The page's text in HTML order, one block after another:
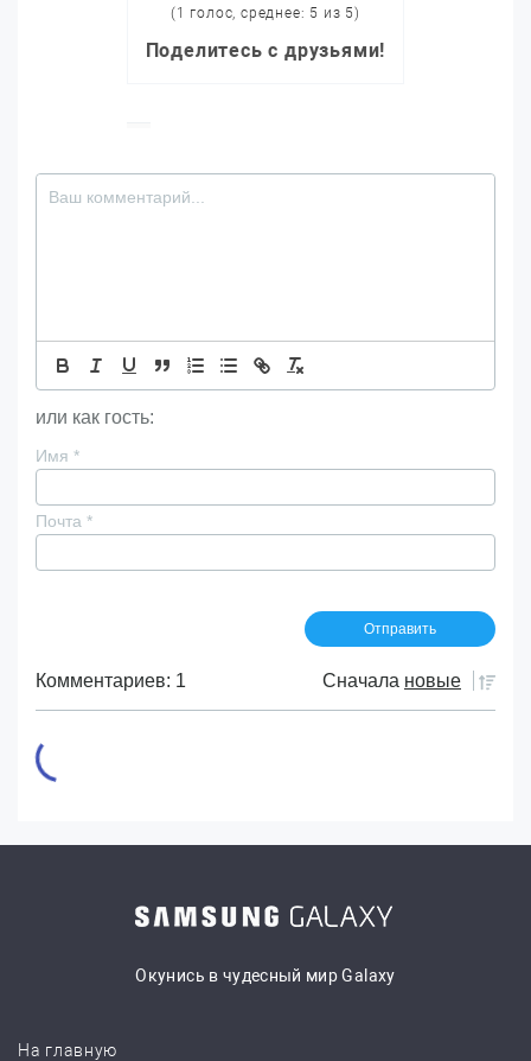
(1 голос, среднее: 5 из 5)
Поделитесь с друзьями!
или как гость:
Имя *
Почта *
Комментариев: 1 Сначала новые
Окунись в чудесный мир Galaxy
На главную